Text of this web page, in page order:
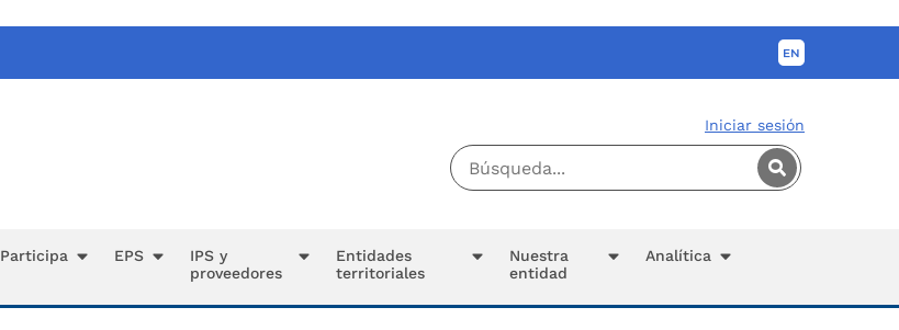
Iniciar sesión
Participa EPS
IPS y
proveedores
Entidades
territoriales
Nuestra
entidad
Analítica